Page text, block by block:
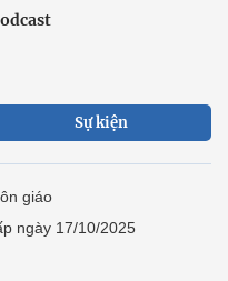
Sự kiện
giáo
ngày 17/10/2025